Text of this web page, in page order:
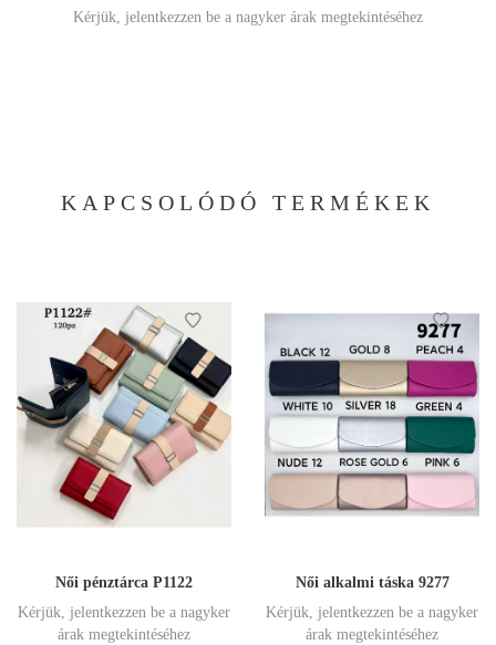
Kérjük, jelentkezzen be a nagyker árak megtekintéséhez
KAPCSOLÓDÓ TERMÉKEK
Női pénztárca P1122
Kérjük, jelentkezzen be a nagyker
árak megtekintéséhez
Női alkalmi táska 9277
Kérjük, jelentkezzen be a nagyker
árak megtekintéséhez